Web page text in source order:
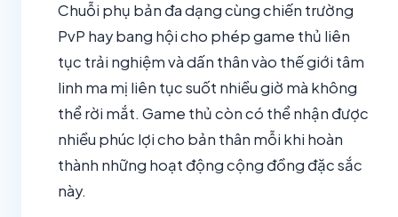
Chuỗi phụ bản đa dạng cùng chiến trường
PvP hay bang hội cho phép game thủ liên
tục trải nghiệm và dấn thân vào thế giới tâm
linh ma mị liên tục suốt nhiều giờ mà không
thể rời mắt. Game thủ còn có thể nhận được
nhiều phúc lợi cho bản thân mỗi khi hoàn
thành những hoạt động cộng đồng đặc sắc
này.